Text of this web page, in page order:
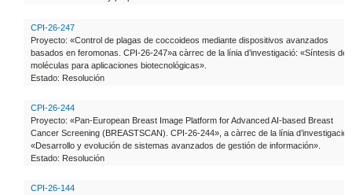
CPI-26-247
Proyecto: «Control de plagas de coccoideos mediante dispositivos avanzados
basados en feromonas. CPI-26-247»a càrrec de la línia d’investigació: «Síntesis de
moléculas para aplicaciones biotecnológicas».
Estado: Resolución
CPI-26-244
Proyecto: «Pan-European Breast Image Platform for Advanced AI-based Breast
Cancer Screening (BREASTSCAN). CPI-26-244», a càrrec de la línia d’investigació:
«Desarrollo y evolución de sistemas avanzados de gestión de información».
Estado: Resolución
CPI-26-144